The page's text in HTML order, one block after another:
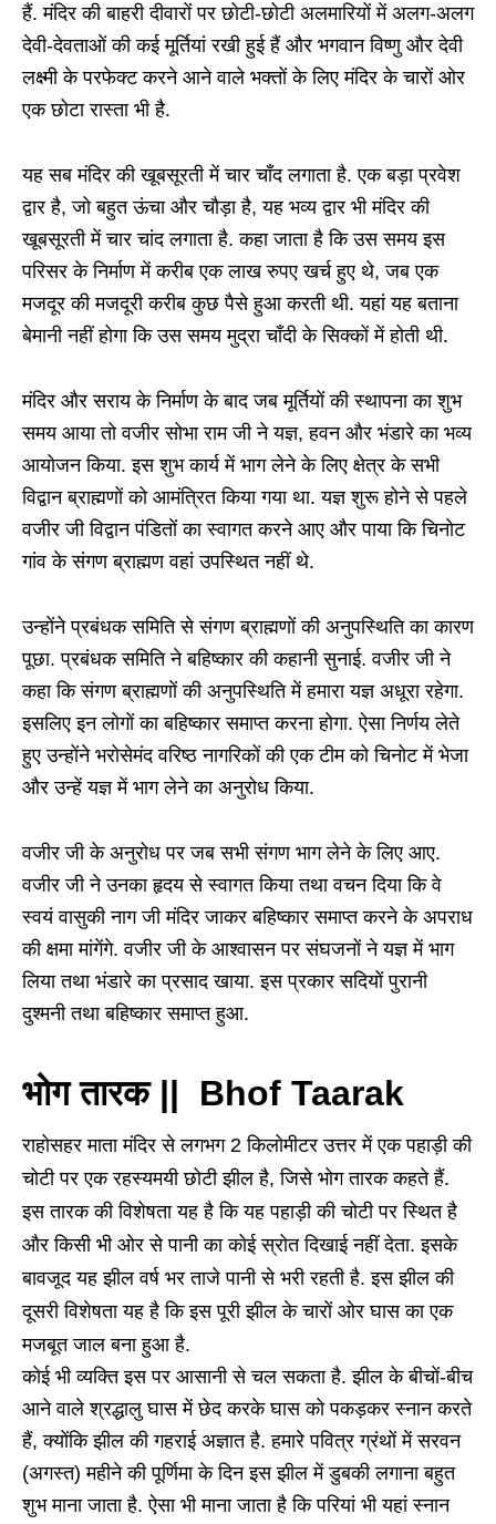
हैं. मंदिर की बाहरी दीवारों पर छोटी-छोटी अलमारियों में अलग-अलग
देवी-देवताओं की कई मूर्तियां रखी हुई हैं और भगवान विष्णु और देवी
लक्ष्मी के परफेक्ट करने आने वाले भक्तों के लिए मंदिर के चारों ओर
एक छोटा रास्ता भी है.
यह सब मंदिर की खूबसूरती में चार चाँद लगाता है. एक बड़ा प्रवेश
द्वार है, जो बहुत ऊंचा और चौड़ा है, यह भव्य द्वार भी मंदिर की
खूबसूरती में चार चांद लगाता है. कहा जाता है कि उस समय इस
परिसर के निर्माण में करीब एक लाख रुपए खर्च हुए थे, जब एक
मजदूर की मजदूरी करीब कुछ पैसे हुआ करती थी. यहां यह बताना
बेमानी नहीं होगा कि उस समय मुद्रा चाँदी के सिक्कों में होती थी.
मंदिर और सराय के निर्माण के बाद जब मूर्तियों की स्थापना का शुभ
समय आया तो वजीर सोभा राम जी ने यज्ञ, हवन और भंडारे का भव्य
आयोजन किया. इस शुभ कार्य में भाग लेने के लिए क्षेत्र के सभी
विद्वान ब्राह्मणों को आमंत्रित किया गया था. यज्ञ शुरू होने से पहले
वजीर जी विद्वान पंडितों का स्वागत करने आए और पाया कि चिनोट
गांव के संगण ब्राह्मण वहां उपस्थित नहीं थे.
उन्होंने प्रबंधक समिति से संगण ब्राह्मणों की अनुपस्थिति का कारण
पूछा. प्रबंधक समिति ने बहिष्कार की कहानी सुनाई. वजीर जी ने
कहा कि संगण ब्राह्मणों की अनुपस्थिति में हमारा यज्ञ अधूरा रहेगा.
इसलिए इन लोगों का बहिष्कार समाप्त करना होगा. ऐसा निर्णय लेते
हुए उन्होंने भरोसेमंद वरिष्ठ नागरिकों की एक टीम को चिनोट में भेजा
और उन्हें यज्ञ में भाग लेने का अनुरोध किया.
वजीर जी के अनुरोध पर जब सभी संगण भाग लेने के लिए आए.
वजीर जी ने उनका हृदय से स्वागत किया तथा वचन दिया कि वे
स्वयं वासुकी नाग जी मंदिर जाकर बहिष्कार समाप्त करने के अपराध
की क्षमा मांगेंगे. वजीर जी के आश्वासन पर संघजनों ने यज्ञ में भाग
लिया तथा भंडारे का प्रसाद खाया. इस प्रकार सदियों पुरानी
दुश्मनी तथा बहिष्कार समाप्त हुआ.
भोग तारक || Bhof Taarak
राहोसहर माता मंदिर से लगभग 2 किलोमीटर उत्तर में एक पहाड़ी की
चोटी पर एक रहस्यमयी छोटी झील है, जिसे भोग तारक कहते हैं.
इस तारक की विशेषता यह है कि यह पहाड़ी की चोटी पर स्थित है
और किसी भी ओर से पानी का कोई स्रोत दिखाई नहीं देता. इसके
बावजूद यह झील वर्ष भर ताजे पानी से भरी रहती है. इस झील की
दूसरी विशेषता यह है कि इस पूरी झील के चारों ओर घास का एक
मजबूत जाल बना हुआ है.
कोई भी व्यक्ति इस पर आसानी से चल सकता है. झील के बीचों-बीच
आने वाले श्रद्धालु घास में छेद करके घास को पकड़कर स्नान करते
हैं, क्योंकि झील की गहराई अज्ञात है. हमारे पवित्र ग्रंथों में सरवन
(अगस्त) महीने की पूर्णिमा के दिन इस झील में डुबकी लगाना बहुत
शुभ माना जाता है. ऐसा भी माना जाता है कि परियां भी यहां स्नान